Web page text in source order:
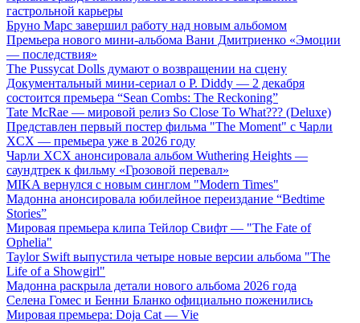
гастрольной карьеры
Бруно Марс завершил работу над новым альбомом
Премьера нового мини-альбома Вани Дмитриенко «Эмоции
— последствия»
The Pussycat Dolls думают о возвращении на сцену
Документальный мини-сериал о P. Diddy — 2 декабря
состоится премьера “Sean Combs: The Reckoning”
Tate McRae — мировой релиз So Close To What??? (Deluxe)
Представлен первый постер фильма "The Moment" с Чарли
XCX — премьера уже в 2026 году
Чарли XCX анонсировала альбом Wuthering Heights —
саундтрек к фильму «Грозовой перевал»
MIKA вернулся с новым синглом "Modern Times"
Мадонна анонсировала юбилейное переиздание “Bedtime
Stories”
Мировая премьера клипа Тейлор Свифт — "The Fate of
Ophelia"
Taylor Swift выпустила четыре новые версии альбома "The
Life of a Showgirl"
Мадонна раскрыла детали нового альбома 2026 года
Селена Гомес и Бенни Бланко официально поженились
Мировая премьера: Doja Cat — Vie